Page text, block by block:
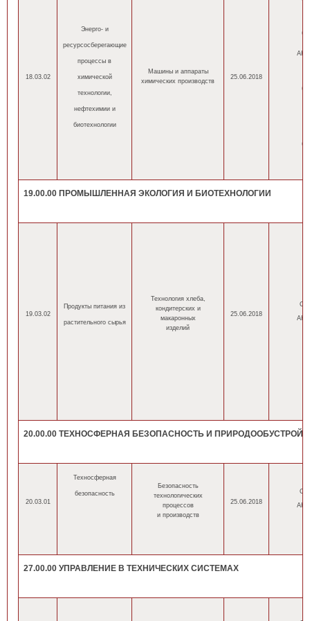
18.03.02
Энерго- и
ресурсосберегающие
процессы в
химической
технологии,
нефтехимии и
биотехнологии
Машины и аппараты
химических производств
25.06.2018
19.00.00 ПРОМЫШЛЕННАЯ ЭКОЛОГИЯ И БИОТЕХНОЛОГИИ
19.03.02
Продукты питания из
растительного сырья
Технология хлеба,
кондитерских и
макаронных
изделий
25.06.2018
20.00.00 ТЕХНОСФЕРНАЯ БЕЗОПАСНОСТЬ И
20.03.01
Техносферная
безопасность
Безопасность
технологических
процессов
и производств
25.06.2018
27.00.00 УПРАВЛЕНИЕ В ТЕХНИЧЕСКИХ СИСТЕМАХ